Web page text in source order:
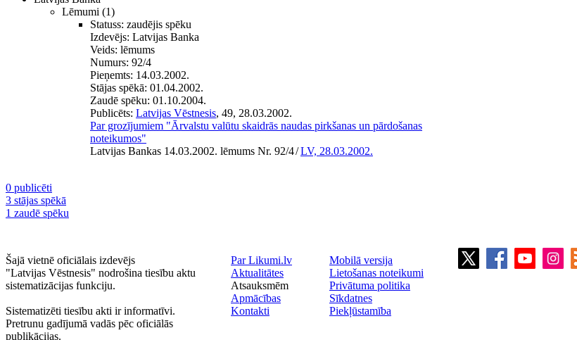
Lēmumi (1)
Statuss: zaudējis spēku
Izdevējs: Latvijas Banka
Veids: lēmums
Numurs: 92/4
Pieņemts: 14.03.2002.
Stājas spēkā: 01.04.2002.
Zaudē spēku: 01.10.2004.
Publicēts: Latvijas Vēstnesis, 49, 28.03.2002.
Par grozījumiem "Ārvalstu valūtu skaidrās naudas pirkšanas un pārdošanas
noteikumos"
Latvijas Bankas 14.03.2002. lēmums Nr. 92/4/LV, 28.03.2002.
0 publicēti
3 stājas spēkā
1 zaudē spēku
Šajā vietnē oficiālais izdevējs
"Latvijas Vēstnesis" nodrošina tiesību aktu
sistematizācijas funkciju.
Sistematizēti tiesību akti ir informatīvi.
Pretrunu gadījumā vadās pēc oficiālās
publikācijas.
Par Likumi.lv
Aktualitātes
Atsauksmēm
Apmācības
Kontakti
Mobilā versija
Lietošanas noteikumi
Privātuma politika
Sīkdatnes
Piekļūstamība